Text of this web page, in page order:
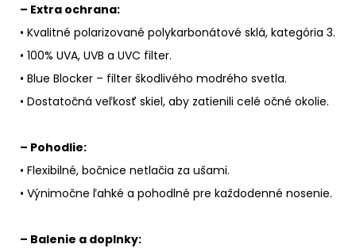
– Extra ochrana:
• Kvalitné polarizované polykarbonátové sklá, kategória 3.
• 100% UVA, UVB a UVC filter.
• Blue Blocker – filter škodlivého modrého svetla.
• Dostatočná veľkosť skiel, aby zatienili celé očné okolie.
– Pohodlie:
• Flexibilné, bočnice netlačia za ušami.
• Výnimočne ľahké a pohodlné pre každodenné nosenie.
– Balenie a doplnky: